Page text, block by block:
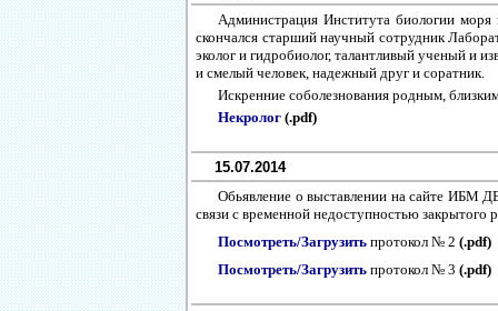
Администрация Института биологии
скончался старший научный сотрудник
эколог и гидробиолог, талантливый ученый и
и смелый человек, надежный друг и соратник.
Искренние соболезнования родным,
Некролог (.pdf)
15.07.2014
Обьявление о выставлении на сайте ИБМ
связи с временной недоступностью закрытого
Посмотреть/Загрузить протокол № 2 (.pdf)
Посмотреть/Загрузить протокол № 3 (.pdf)